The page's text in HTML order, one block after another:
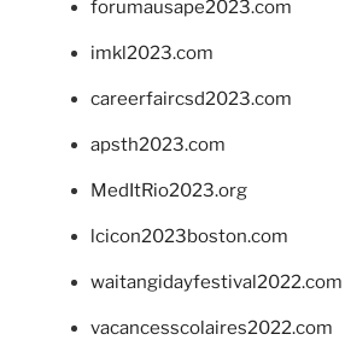
forumausape2023.com
imkl2023.com
careerfaircsd2023.com
apsth2023.com
MedItRio2023.org
lcicon2023boston.com
waitangidayfestival2022.com
vacancesscolaires2022.com